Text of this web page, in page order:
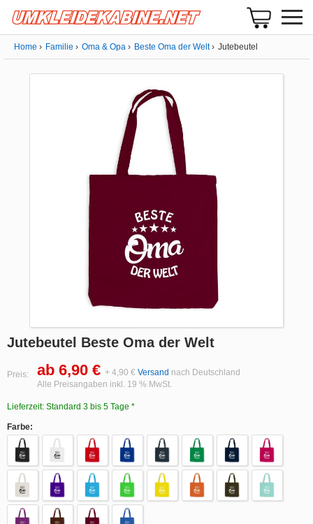
Home Familie Oma & Opa Beste Oma der Welt Jutebeutel
Jutebeutel Beste Oma der Welt
Preis: ab 6,90 € + 4,90 € Versand nach Deutschland
Alle Preisangaben inkl. 19 % MwSt.
Lieferzeit: Standard 3 bis 5 Tage *
Farbe: